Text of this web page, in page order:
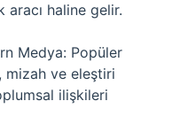
haline gelir.
Medya: Popüler
mizah ve eleştiri
ilişkileri